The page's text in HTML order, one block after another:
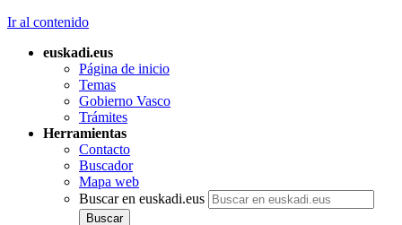
Ir al contenido
euskadi.eus
Página de inicio
Temas
Gobierno Vasco
Trámites
Herramientas
Contacto
Buscador
Mapa web
Buscar en euskadi.eus